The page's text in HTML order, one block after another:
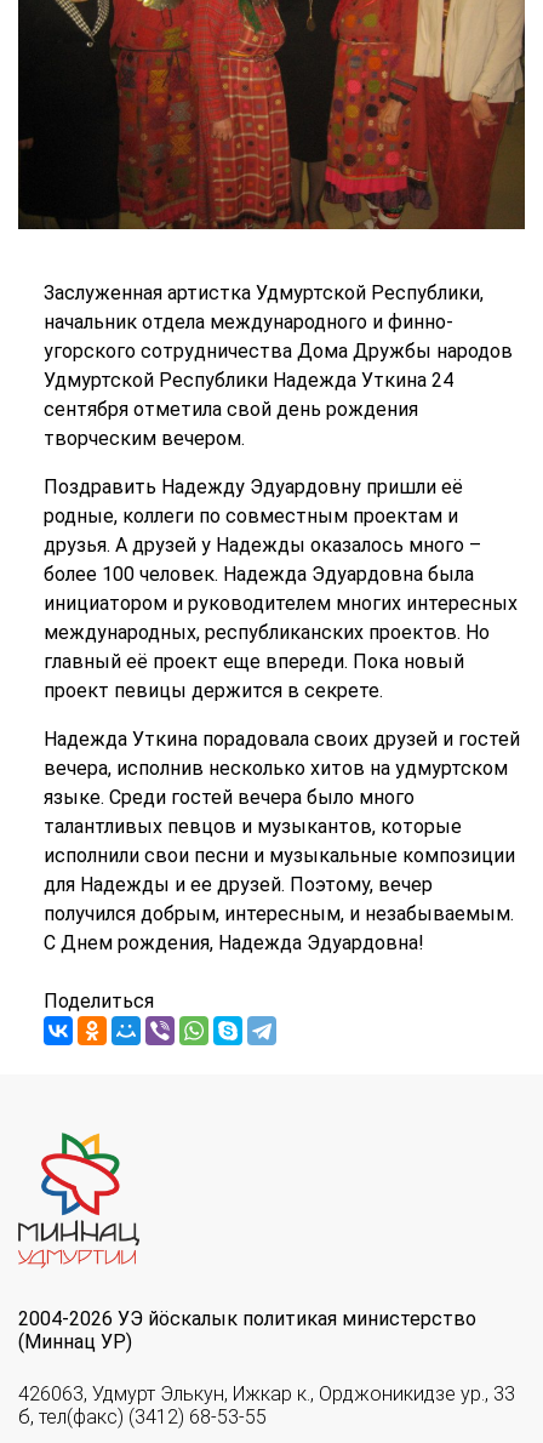
Заслуженная артистка Удмуртской Республики,
начальник отдела международного и финно-
угорского сотрудничества Дома Дружбы народов
Удмуртской Республики Надежда Уткина 24
сентября отметила свой день рождения
творческим вечером.
Поздравить Надежду Эдуардовну пришли её
родные, коллеги по совместным проектам и
друзья. А друзей у Надежды оказалось много –
более 100 человек. Надежда Эдуардовна была
инициатором и руководителем многих интересных
международных, республиканских проектов. Но
главный её проект еще впереди. Пока новый
проект певицы держится в секрете.
Надежда Уткина порадовала своих друзей и гостей
вечера, исполнив несколько хитов на удмуртском
языке. Среди гостей вечера было много
талантливых певцов и музыкантов, которые
исполнили свои песни и музыкальные композиции
для Надежды и ее друзей. Поэтому, вечер
получился добрым, интересным, и незабываемым.
С Днем рождения, Надежда Эдуардовна!
Поделиться
2004-2026 УЭ йöскалык политикая министерство
(Миннац УР)
426063, Удмурт Элькун, Ижкар к., Орджоникидзе ур., 33
б, тел(факс) (3412) 68-53-55